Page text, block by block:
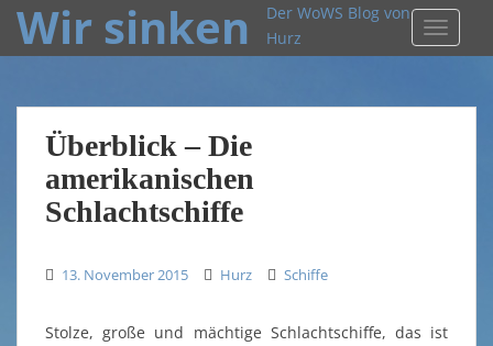
Wir sinken
Der WoWS Blog von
Hurz
Überblick – Die
amerikanischen
Schlachtschiffe
13. November 2015 Hurz Schiffe
Stolze, große und mächtige Schlachtschiffe, das ist